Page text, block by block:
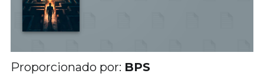
Proporcionado por: BPS